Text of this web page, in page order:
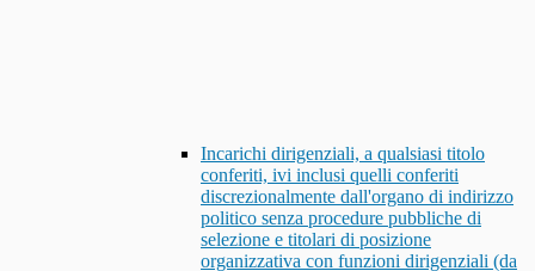
Incarichi dirigenziali, a qualsiasi titolo
conferiti, ivi inclusi quelli conferiti
discrezionalmente dall'organo di indirizzo
politico senza procedure pubbliche di
selezione e titolari di posizione
organizzativa con funzioni dirigenziali (da